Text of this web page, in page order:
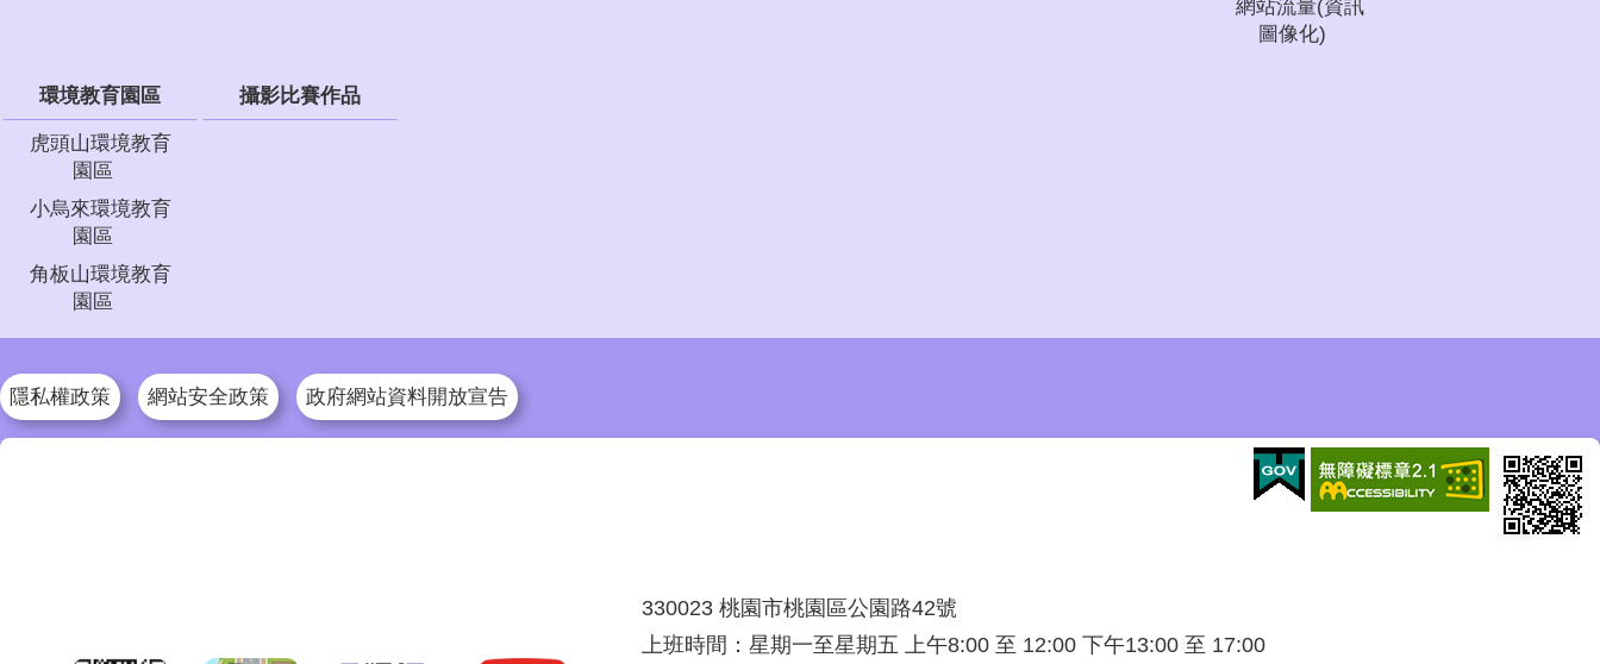
網站流量(資訊
圖像化)
環境教育園區
虎頭山環境教育
園區
小烏來環境教育
園區
角板山環境教育
園區
攝影比賽作品
隱私權政策 網站安全政策 政府網站資料開放宣告
330023 桃園市桃園區公園路42號
上班時間：星期一至星期五 上午8:00 至 12:00 下午13:00 至 17:00